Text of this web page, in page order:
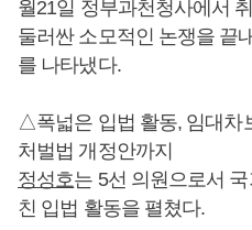
월21일 정부과천청사에서
둘러싼 소모적인 논쟁을 끝
를 나타냈다.
△폭넓은 입법 활동, 임대차
처벌법 개정안까지
정성호는 5선 의원으로서
친 입법 활동을 펼쳤다.